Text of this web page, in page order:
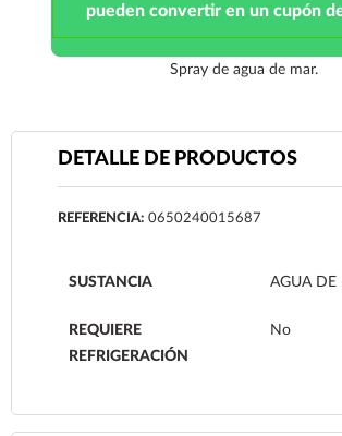
Spray de agua de mar.
pueden convertir en un cupón
DETALLE DE PRODUCTOS
REFERENCIA: 0650240015687
SUSTANCIA AGUA DE
REQUIERE
REFRIGERACIÓN
No